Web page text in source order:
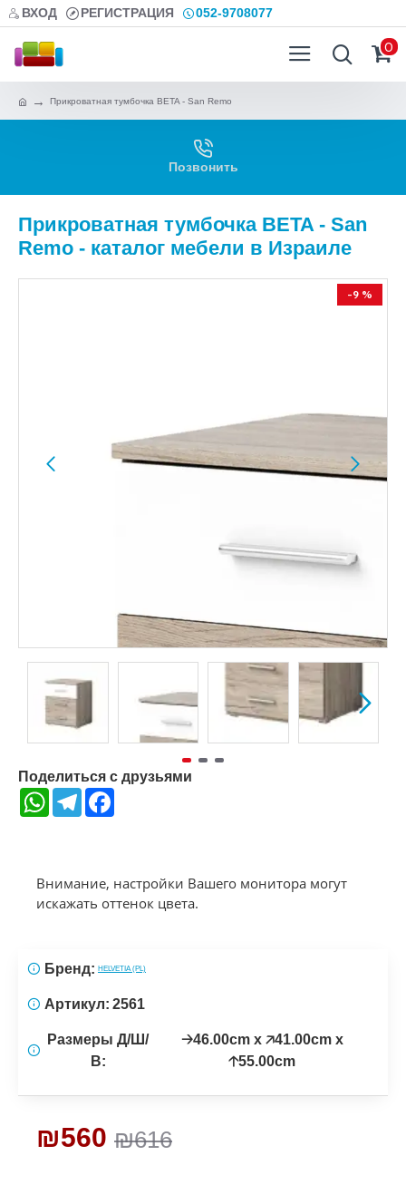
ВХОД РЕГИСТРАЦИЯ 052-9708077
0
Прикроватная тумбочка BETA - San Remo
Позвонить
Прикроватная тумбочка BETA - San
Remo - каталог мебели в Израиле
-9 %
Поделиться с друзьями
WhatsAppTelegram
Внимание, настройки Вашего монитора могут
искажать оттенок цвета.
₪616
₪560
Бренд: HELVETIA (PL)
Артикул: 2561
Размеры Д/Ш/
В:
🡢46.00cm x 🡥41.00cm x
🡡55.00cm